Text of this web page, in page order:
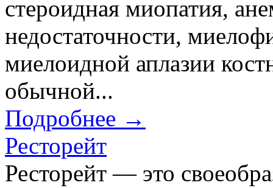
стероидная миопатия,
недостаточности,
миелоидной аплазии
обычной...
Подробнее →
Ресторейт
Ресторейт — это